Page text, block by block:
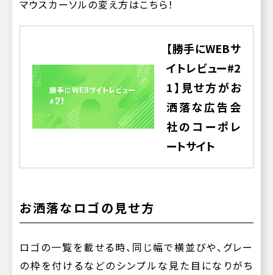
マウスカーソルの変え方はこちら！
【勝手にWEBサ
イトレビュー#2
1】見せ方がお
洒落な広告会
社のコーポレ
ートサイト
お洒落なロゴの見せ方
ロゴの一覧を載せる時、同じ幅で横並びや、グレー
の枠を付けるなどのシンプルな見た目になりがち